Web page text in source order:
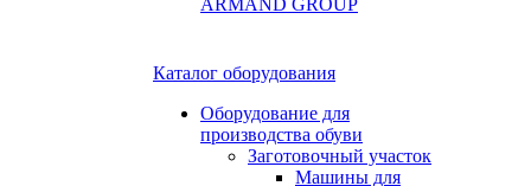
ARMAND GROUP
Каталог оборудования
Оборудование для
производства обуви
Заготовочный участок
Машины для